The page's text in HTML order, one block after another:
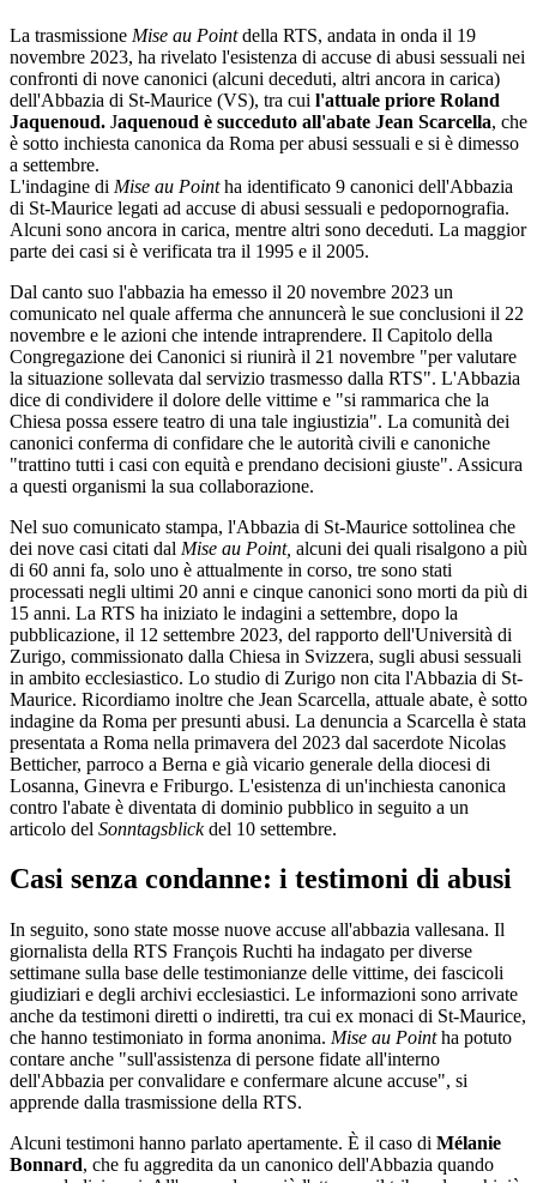
La trasmissione Mise au Pointdella RTS, andata in onda il 19
novembre 2023, ha rivelato l'esistenza di accuse di abusi sessuali nei
confronti di nove canonici (alcuni deceduti, altri ancora in carica)
dell'Abbazia di St-Maurice (VS), tra cui l'attuale priore Roland
Jaquenoud. Jaquenoud è succeduto all'abate Jean Scarcella, che
è sotto inchiesta canonica da Roma per abusi sessuali e si è dimesso
a settembre.
L'indagine di Mise au Pointha identificato 9 canonici dell'Abbazia
di St-Maurice legati ad accuse di abusi sessuali e pedopornografia.
Alcuni sono ancora in carica, mentre altri sono deceduti. La maggior
parte dei casi si è verificata tra il 1995 e il 2005.
Dal canto suo l'abbazia ha emesso il 20 novembre 2023 un
comunicato nel quale afferma che annuncerà le sue conclusioni il 22
novembre e le azioni che intende intraprendere. Il Capitolo della
Congregazione dei Canonici si riunirà il 21 novembre "per valutare
la situazione sollevata dal servizio trasmesso dalla RTS". L'Abbazia
dice di condividere il dolore delle vittime e "si rammarica che la
Chiesa possa essere teatro di una tale ingiustizia". La comunità dei
canonici conferma di confidare che le autorità civili e canoniche
"trattino tutti i casi con equità e prendano decisioni giuste". Assicura
a questi organismi la sua collaborazione.
Nel suo comunicato stampa, l'Abbazia di St-Maurice sottolinea che
dei nove casi citati dal Mise au Point, alcuni dei quali risalgono a più
di 60 anni fa, solo uno è attualmente in corso, tre sono stati
processati negli ultimi 20 anni e cinque canonici sono morti da più di
15 anni. La RTS ha iniziato le indagini a settembre, dopo la
pubblicazione, il 12 settembre 2023, del rapporto dell'Università di
Zurigo, commissionato dalla Chiesa in Svizzera, sugli abusi sessuali
in ambito ecclesiastico. Lo studio di Zurigo non cita l'Abbazia di St-
Maurice. Ricordiamo inoltre che Jean Scarcella, attuale abate, è sotto
indagine da Roma per presunti abusi. La denuncia a Scarcella è stata
presentata a Roma nella primavera del 2023 dal sacerdote Nicolas
Betticher, parroco a Berna e già vicario generale della diocesi di
Losanna, Ginevra e Friburgo. L'esistenza di un'inchiesta canonica
contro l'abate è diventata di dominio pubblico in seguito a un
articolo del Sonntagsblickdel 10 settembre.
Casi senza condanne: i testimoni di abusi
In seguito, sono state mosse nuove accuse all'abbazia vallesana. Il
giornalista della RTS François Ruchti ha indagato per diverse
settimane sulla base delle testimonianze delle vittime, dei fascicoli
giudiziari e degli archivi ecclesiastici. Le informazioni sono arrivate
anche da testimoni diretti o indiretti, tra cui ex monaci di St-Maurice,
che hanno testimoniato in forma anonima. Mise au Pointha potuto
contare anche "sull'assistenza di persone fidate all'interno
dell'Abbazia per convalidare e confermare alcune accuse", si
apprende dalla trasmissione della RTS.
Alcuni testimoni hanno parlato apertamente. È il caso di Mélanie
Bonnard, che fu aggredita da un canonico dell'Abbazia quando